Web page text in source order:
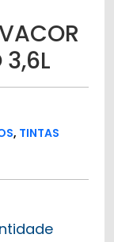
3,6L
, TINTAS